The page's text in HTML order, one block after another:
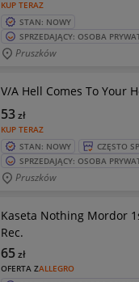
KUP TERAZ
STAN: NOWY
SPRZEDAJĄCY: OSOBA
Pruszków
V/A Hell Comes To Your
KUP TERAZ
53zł
STAN: NOWY
CZĘSTO
SPRZEDAJĄCY: OSOBA
Pruszków
Kaseta Nothing Mordor
Rec.
OFERTA ZALLEGRO
65zł